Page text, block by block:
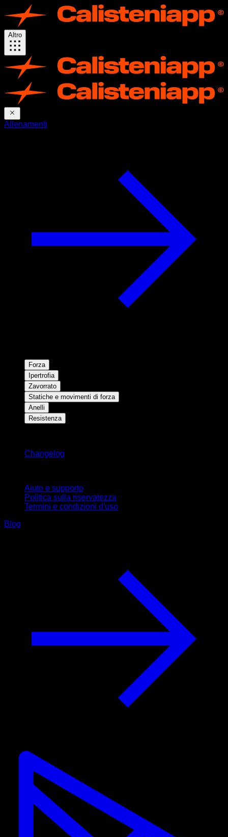
Altro
Allenamenti
Forza
Ipertrofia
Zavorrato
Statiche e movimenti di forza
Anelli
Resistenza
Changelog
Aiuto e supporto
Politica sulla riservatezza
Termini e condizioni d'uso
Blog